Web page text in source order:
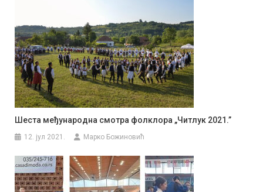
Шеста међународна смотра фолклора „Читлук 2021.”
12. јул 2021. Марко Божиновић